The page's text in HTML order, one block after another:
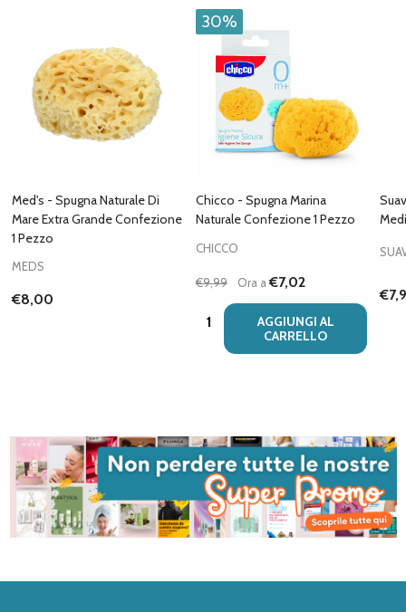
Med's - Spugna Naturale Di
Mare Extra Grande Confezione
1 Pezzo
MEDS
€8,00
30%
Chicco - Spugna Marina
Naturale Confezione 1 Pezzo
CHICCO
€9,99 Ora a€7,02
Quantità:
AGGIUNGI AL
CARRELLO